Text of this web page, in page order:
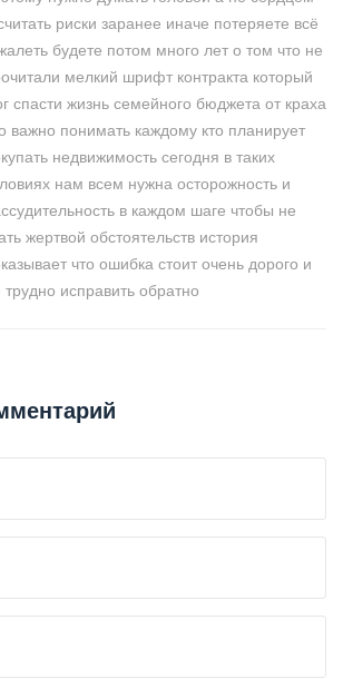
риски заранее иначе потеряете всё
будете потом много лет о том что не
мелкий шрифт контракта который
спасти жизнь семейного бюджета от краха
важно понимать каждому кто планирует
недвижимость сегодня в таких
нам всем нужна осторожность и
в каждом шаге чтобы не
жертвой обстоятельств история
что ошибка стоит очень дорого и
трудно исправить обратно